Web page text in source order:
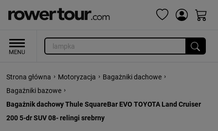
Strona główna › Motoryzacja › Bagażniki dachowe ›
Bagażniki bazowe ›
Bagażnik dachowy Thule SquareBar EVO TOYOTA Land Cruiser
200 5-dr SUV 08- relingi srebrny